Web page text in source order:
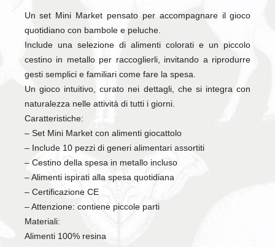
Un set Mini Market pensato per accompagnare il gioco
quotidiano con bambole e peluche.
Include una selezione di alimenti colorati e un piccolo
cestino in metallo per raccoglierli, invitando a riprodurre
gesti semplici e familiari come fare la spesa.
Un gioco intuitivo, curato nei dettagli, che si integra con
naturalezza nelle attività di tutti i giorni.
Caratteristiche:
– Set Mini Market con alimenti giocattolo
– Include 10 pezzi di generi alimentari assortiti
– Cestino della spesa in metallo incluso
– Alimenti ispirati alla spesa quotidiana
– Certificazione CE
– Attenzione: contiene piccole parti
Materiali:
Alimenti 100% resina